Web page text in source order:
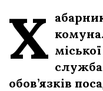
Х служба
обов’язків